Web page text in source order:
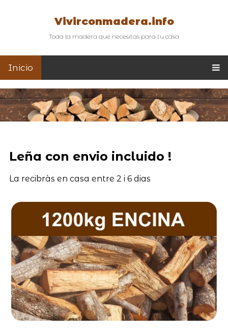
Vivirconmadera.info
Toda la madera que necesitas para tu casa
Inicio
Leña con envio incluido !
La recibràs en casa entre 2 i 6 dias